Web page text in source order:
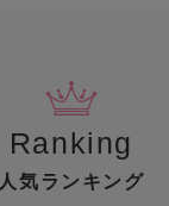
Ranking
人気ランキング